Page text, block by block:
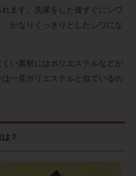
ます。洗濯をした後すぐにシワ
かなりくっきりとしたシワにな
い素材にはポリエステルなどが
一見ポリエステルと似ているの
？